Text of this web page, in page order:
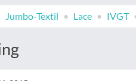
Jumbo-Textil Lace IVGT